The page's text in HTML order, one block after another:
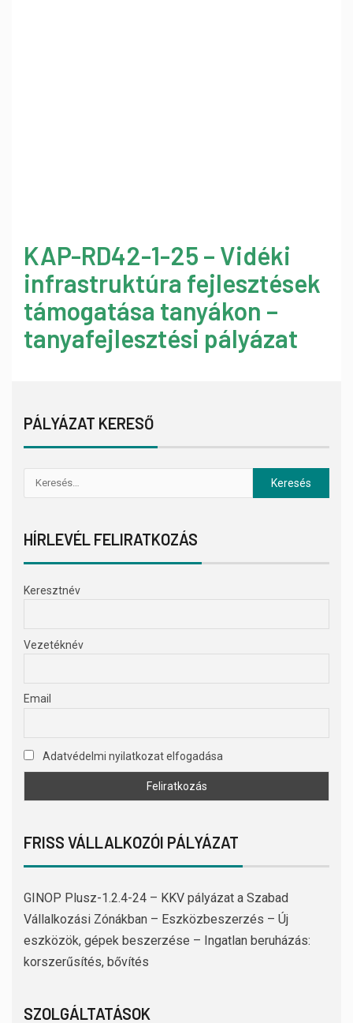
KAP-RD42-1-25 – Vidéki
infrastruktúra fejlesztések
támogatása tanyákon –
tanyafejlesztési pályázat
PÁLYÁZAT KERESŐ
HÍRLEVÉL FELIRATKOZÁS
Keresztnév
Vezetéknév
Email
Adatvédelmi nyilatkozat elfogadása
FRISS VÁLLALKOZÓI PÁLYÁZAT
GINOP Plusz-1.2.4-24 – KKV pályázat a Szabad
Vállalkozási Zónákban – Eszközbeszerzés – Új
eszközök, gépek beszerzése – Ingatlan beruházás:
korszerűsítés, bővítés
SZOLGÁLTATÁSOK